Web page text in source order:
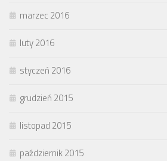
marzec 2016
luty 2016
styczeń 2016
grudzień 2015
listopad 2015
październik 2015